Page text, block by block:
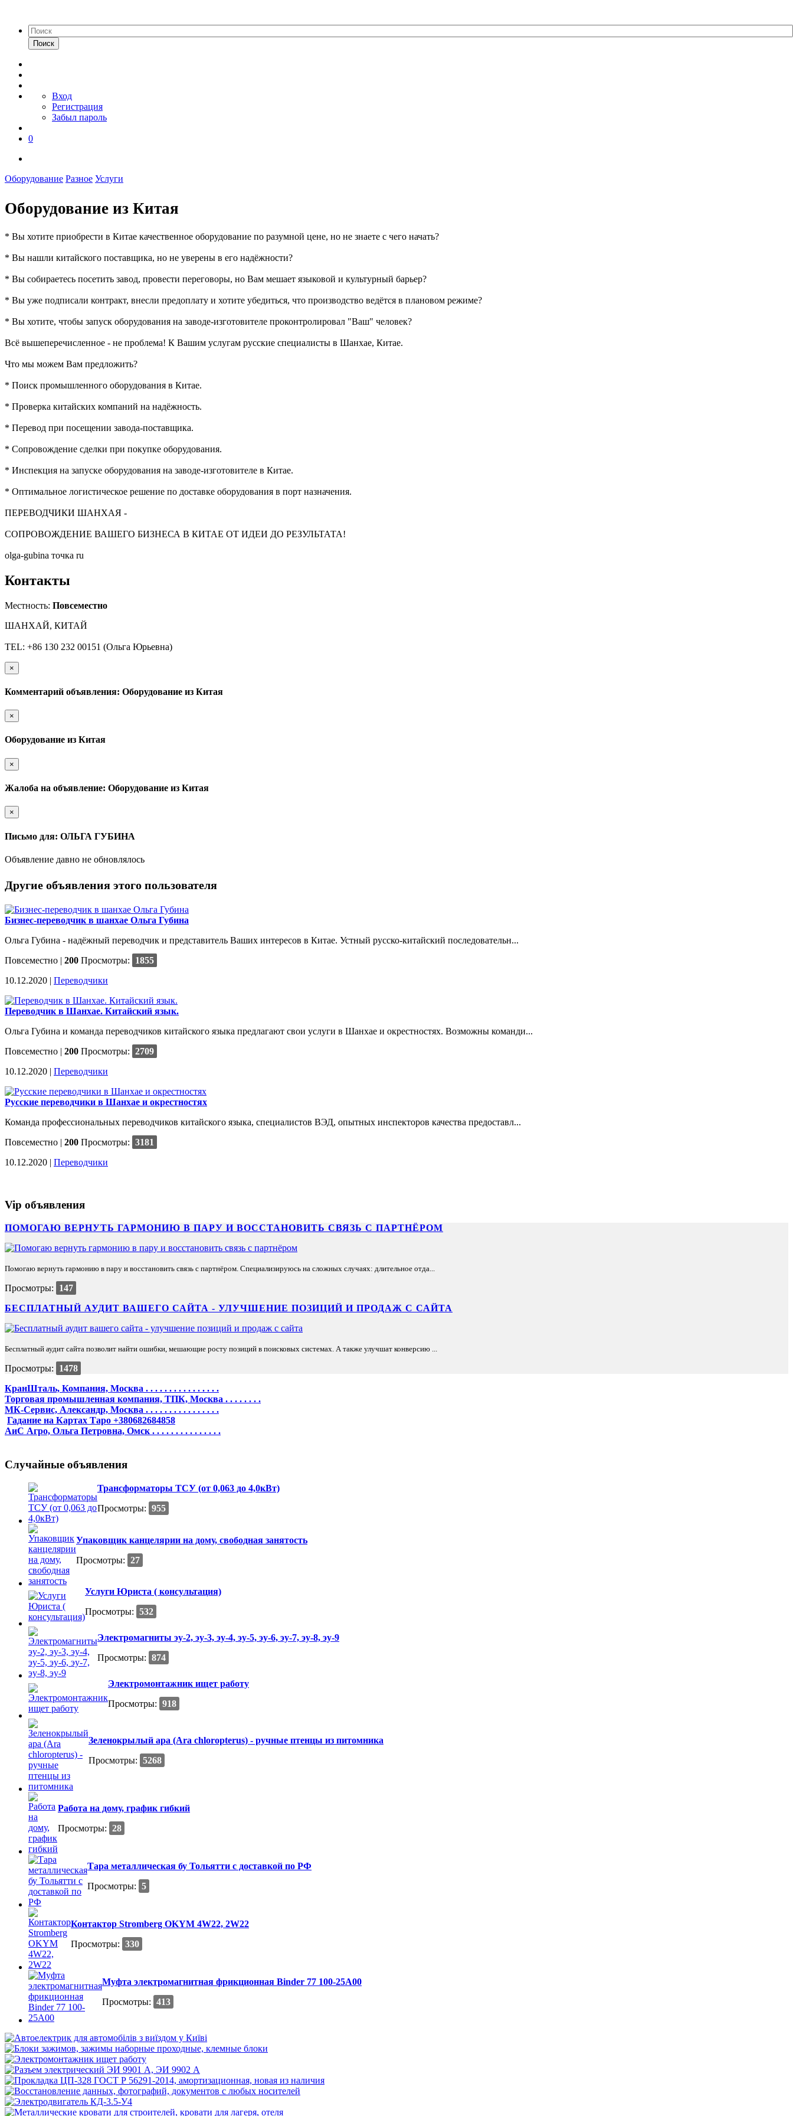
Поиск
Вход
Регистрация
Забыл пароль
0
Оборудование Разное Услуги
Оборудование из Китая
* Вы хотите приобрести в Китае качественное оборудование по разумной цене, но не знаете с чего начать?
* Вы нашли китайского поставщика, но не уверены в его надёжности?
* Вы собираетесь посетить завод, провести переговоры, но Вам мешает языковой и культурный барьер?
* Вы уже подписали контракт, внесли предоплату и хотите убедиться, что производство ведётся в плановом режиме?
* Вы хотите, чтобы запуск оборудования на заводе-изготовителе проконтролировал "Ваш" человек?
Всё вышеперечисленное - не проблема! К Вашим услугам русские специалисты в Шанхае, Китае.
Что мы можем Вам предложить?
* Поиск промышленного оборудования в Китае.
* Проверка китайских компаний на надёжность.
* Перевод при посещении завода-поставщика.
* Сопровождение сделки при покупке оборудования.
* Инспекция на запуске оборудования на заводе-изготовителе в Китае.
* Оптимальное логистическое решение по доставке оборудования в порт назначения.
ПЕРЕВОДЧИКИ ШАНХАЯ -
СОПРОВОЖДЕНИЕ ВАШЕГО БИЗНЕСА В КИТАЕ ОТ ИДЕИ ДО РЕЗУЛЬТАТА!
olga-gubina точка ru
Контакты
Местность: Повсеместно
ШАНХАЙ, КИТАЙ
TEL: +86 130 232 00151 (Ольга Юрьевна)
×
Комментарий объявления: Оборудование из Китая
×
Оборудование из Китая
×
Жалоба на объявление: Оборудование из Китая
×
Письмо для: ОЛЬГА ГУБИНА
Объявление давно не обновлялось
Другие объявления этого пользователя
Бизнес-переводчик в шанхае Ольга Губина
Ольга Губина - надёжный переводчик и представитель Ваших интересов в Китае. Устный русско-китайский последовательн...
Повсеместно | 200 Просмотры:
1855
10.12.2020 | Переводчики
Переводчик в Шанхае. Китайский язык.
Ольга Губина и команда переводчиков китайского языка предлагают свои услуги в Шанхае и окрестностях. Возможны команди...
Повсеместно | 200 Просмотры: 2709
10.12.2020 | Переводчики
Русские переводчики в Шанхае и окрестностях
Команда профессиональных переводчиков китайского языка, специалистов ВЭД, опытных инспекторов качества предоставл...
Повсеместно | 200 Просмотры: 3181
10.12.2020 | Переводчики
Vip объявления
ПОМОГАЮ ВЕРНУТЬ ГАРМОНИЮ В ПАРУ И ВОССТАНОВИТЬ СВЯЗЬ С ПАРТНЁРОМ
Помогаю вернуть гармонию в пару и восстановить связь с партнёром. Специализируюсь на сложных случаях: длительное отда...
Просмотры:
147
БЕСПЛАТНЫЙ АУДИТ ВАШЕГО САЙТА - УЛУЧШЕНИЕ ПОЗИЦИЙ И ПРОДАЖ С САЙТА
Бесплатный аудит сайта позволит найти ошибки, мешающие росту позиций в поисковых системах. А также улучшат конверсию ...
Просмотры:
1478
КранШталь, Компания, Москва . . . . . . . . . . . . . . . .
Торговая промышленная компания, ТПК, Москва . . . . . . . .
МК-Сервис, Александр, Москва . . . . . . . . . . . . . . . .
Гадание на Картах Таро +380682684858
АиС Агро, Ольга Петровна, Омск . . . . . . . . . . . . . . .
Случайные объявления
Трансформаторы ТСУ (от 0,063 до 4,0кВт)
Просмотры: 955
Упаковщик канцелярии на дому, свободная занятость
Просмотры: 27
Услуги Юриста ( консультация)
Просмотры: 532
Электромагниты эу-2, эу-3, эу-4, эу-5, эу-6, эу-7, эу-8, эу-9
Просмотры: 874
Электромонтажник ищет работу
Просмотры: 918
Зеленокрылый ара (Ara chloropterus) - ручные птенцы из питомника
Просмотры: 5268
Работа на дому, график гибкий
Просмотры: 28
Тара металлическая бу Тольятти с доставкой по РФ
Просмотры: 5
Контактор Stromberg OKYM 4W22, 2W22
Просмотры: 330
Муфта электромагнитная фрикционная Binder 77 100-25A00
Просмотры: 413